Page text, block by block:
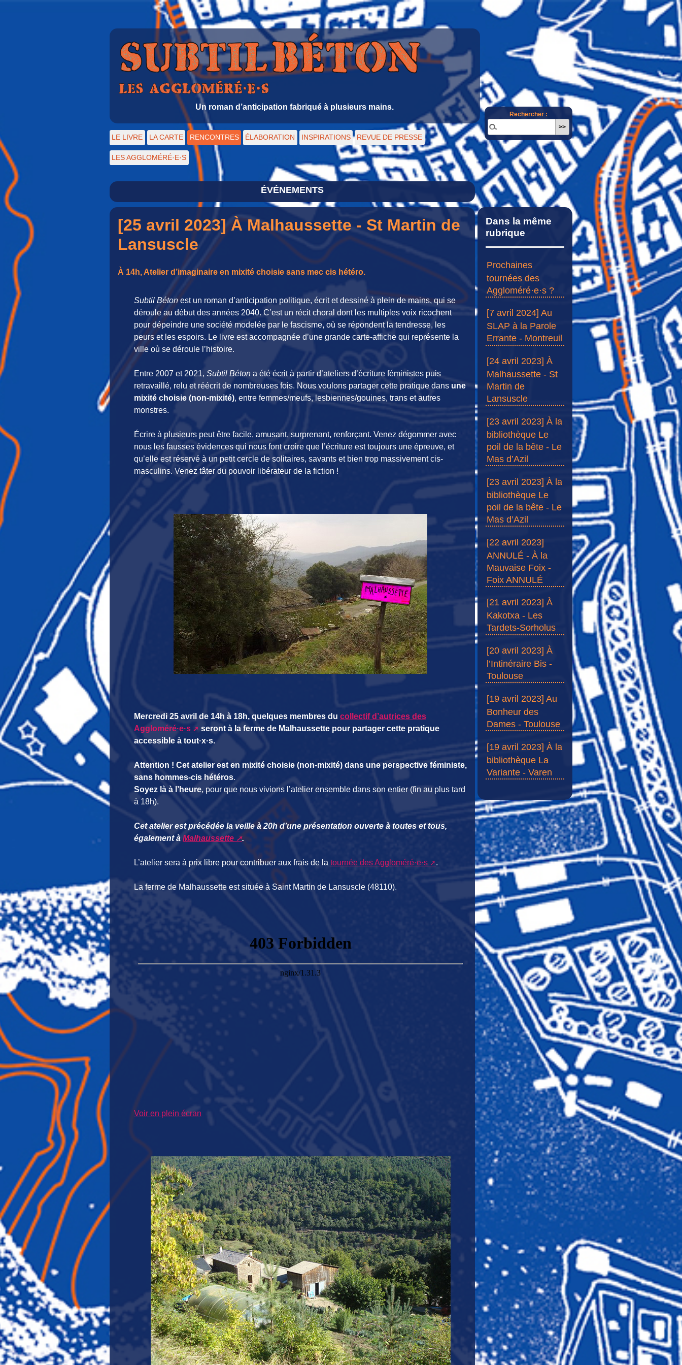
Un roman d’anticipation fabriqué à plusieurs mains.
LE LIVRE LA CARTE RENCONTRES ÉLABORATION INSPIRATIONS REVUE DE PRESSE
LES AGGLOMÉRÉ·E·S
Rechercher :
ÉVÉNEMENTS
[25 avril 2023] À Malhaussette - St Martin de
Lansuscle
À 14h, Atelier d’imaginaire en mixité choisie sans mec cis hétéro.
Subtil Bétonest un roman d’anticipation politique, écrit et dessiné à plein de mains, qui se
déroule au début des années 2040. C’est un récit choral dont les multiples voix ricochent
pour dépeindre une société modelée par le fascisme, où se répondent la tendresse, les
peurs et les espoirs. Le livre est accompagnée d’une grande carte-affiche qui représente la
ville où se déroule l’histoire.
Entre 2007 et 2021, Subtil Béton a été écrit à partir d’ateliers d’écriture féministes puis
retravaillé, relu et réécrit de nombreuses fois. Nous voulons partager cette pratique dans une
mixité choisie (non-mixité), entre femmes/meufs, lesbiennes/gouines, trans et autres
monstres.
Écrire à plusieurs peut être facile, amusant, surprenant, renforçant. Venez dégommer avec
nous les fausses évidences qui nous font croire que l’écriture est toujours une épreuve, et
qu’elle est réservé à un petit cercle de solitaires, savants et bien trop massivement cis-
masculins. Venez tâter du pouvoir libérateur de la fiction !
Mercredi 25 avril de 14h à 18h, quelques membres du collectif d’autrices des
Aggloméré·e·s
seront à la ferme de Malhaussette pour partager cette pratique
accessible à tout·x·s.
Attention ! Cet atelier est en mixité choisie (non-mixité) dans une perspective féministe,
sans hommes-cis hétéros.
Soyez là à l’heure, pour que nous vivions l’atelier ensemble dans son entier (fin au plus tard
à 18h).
Cet atelier est précédée la veille à 20h d’une présentation ouverte à toutes et tous,
également à Malhaussette .
L’atelier sera à prix libre pour contribuer aux frais de la tournée des Aggloméré·e·s .
La ferme de Malhaussette est située à Saint Martin de Lansuscle (48110).
Voir en plein écran
Dans la même
rubrique
Prochaines
tournées des
Aggloméré·e·s ?
[7 avril 2024] Au
SLAP à la Parole
Errante - Montreuil
[24 avril 2023] À
Malhaussette - St
Martin de
Lansuscle
[23 avril 2023] À la
bibliothèque Le
poil de la bête - Le
Mas d’Azil
[23 avril 2023] À la
bibliothèque Le
poil de la bête - Le
Mas d’Azil
[22 avril 2023]
ANNULÉ - À la
Mauvaise Foix -
Foix ANNULÉ
[21 avril 2023] À
Kakotxa - Les
Tardets-Sorholus
[20 avril 2023] À
l’Intinéraire Bis -
Toulouse
[19 avril 2023] Au
Bonheur des
Dames - Toulouse
[19 avril 2023] À la
bibliothèque La
Variante - Varen